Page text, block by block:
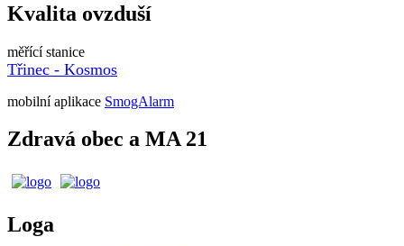
Kvalita ovzduší
měřící stanice
Třinec - Kosmos
mobilní aplikace SmogAlarm
Zdravá obec a MA 21
Loga